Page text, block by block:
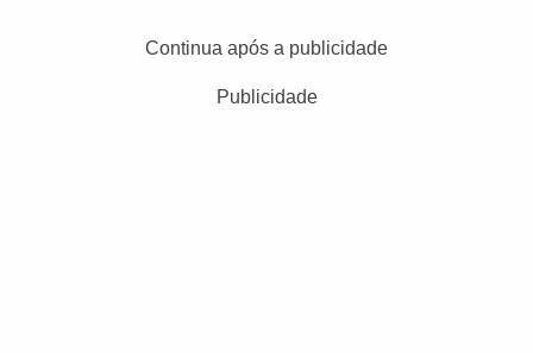
Continua após a publicidade
Publicidade